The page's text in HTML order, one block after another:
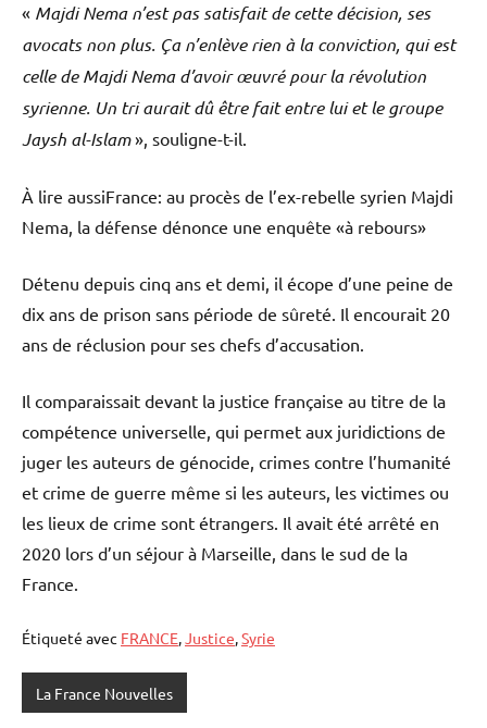
« Majdi Nema n’est pas satisfait de cette décision, ses
avocats non plus. Ça n’enlève rien à la conviction, qui est
celle de Majdi Nema d’avoir œuvré pour la révolution
syrienne. Un tri aurait dû être fait entre lui et le groupe
Jaysh al-Islam», souligne-t-il.
À lire aussiFrance: au procès de l’ex-rebelle syrien Majdi
Nema, la défense dénonce une enquête «à rebours»
Détenu depuis cinq ans et demi, il écope d’une peine de
dix ans de prison sans période de sûreté. Il encourait 20
ans de réclusion pour ses chefs d’accusation.
Il comparaissait devant la justice française au titre de la
compétence universelle, qui permet aux juridictions de
juger les auteurs de génocide, crimes contre l’humanité
et crime de guerre même si les auteurs, les victimes ou
les lieux de crime sont étrangers. Il avait été arrêté en
2020 lors d’un séjour à Marseille, dans le sud de la
France.
Étiqueté avec FRANCE,Justice,Syrie
La France Nouvelles